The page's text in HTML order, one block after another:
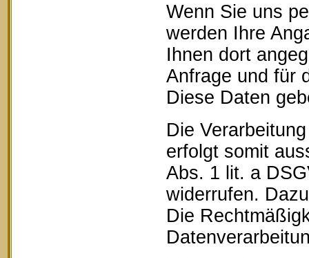
Wenn Sie uns
werden Ihre
Ihnen dort
Anfrage und für
Diese Daten
Die
erfolgt somit
Abs. 1 lit. a
widerrufen.
Die